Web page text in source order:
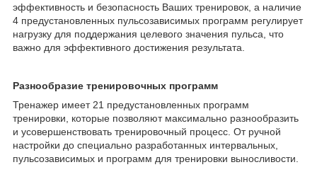
эффективность и безопасность Ваших тренировок, а наличие
4 предустановленных пульсозависимых программ регулирует
нагрузку для поддержания целевого значения пульса, что
важно для эффективного достижения результата.
Разнообразие тренировочных программ
Тренажер имеет 21 предустановленных программ
тренировки, которые позволяют максимально разнообразить
и усовершенствовать тренировочный процесс. От ручной
настройки до специально разработанных интервальных,
пульсозависимых и программ для тренировки выносливости.